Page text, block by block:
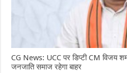
CG News: UCC पर डिप्टी CM विजय
जनजाति समाज रहेगा बाहर